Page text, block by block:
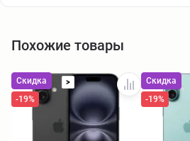
Похожие товары
Скидка
>
-19%
Скидка
-19%